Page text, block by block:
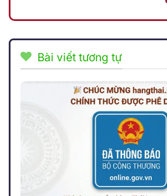
Bài viết tương tự